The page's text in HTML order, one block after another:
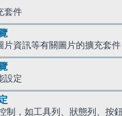
套件
片資訊等有關圖片的擴充套件
設定
制，如工具列、狀態列、按